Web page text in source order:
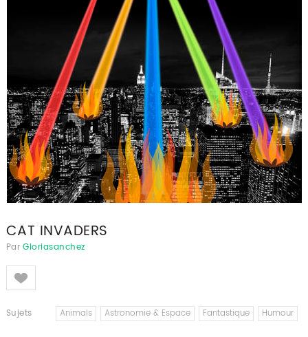
CAT INVADERS
Par Gloriasanchez
Like
Sujets Animals Astronomie & Espace Fantastique Humour